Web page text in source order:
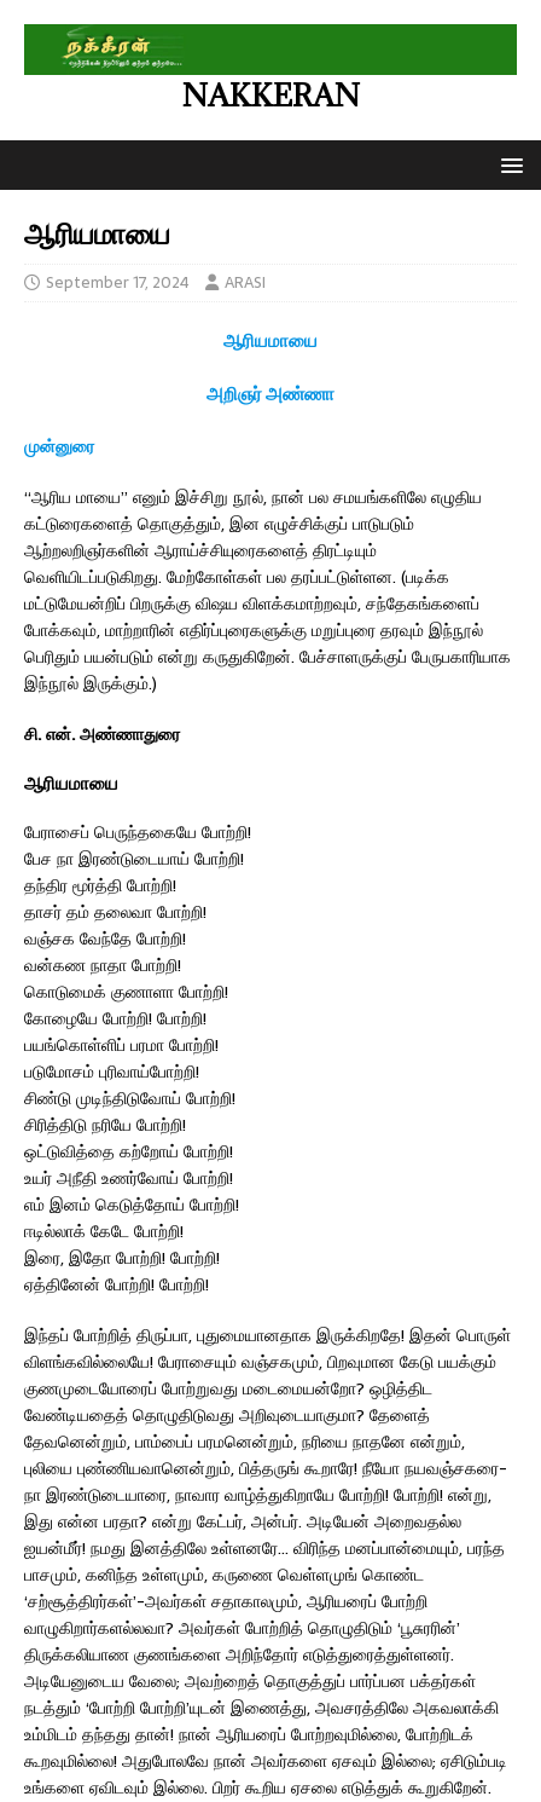
NAKKERAN
ஆரியமாயை
September 17, 2024 ARASI
ஆரியமாயை
அறிஞர் அண்ணா
முன்னுரை
“ஆரிய மாயை” எனும் இச்சிறு நூல், நான் பல சமயங்களிலே எழுதிய
கட்டுரைகளைத் தொகுத்தும், இன எழுச்சிக்குப் பாடுபடும்
ஆற்றலறிஞர்களின் ஆராய்ச்சியுரைகளைத் திரட்டியும்
வெளியிடப்படுகிறது. மேற்கோள்கள் பல தரப்பட்டுள்ளன. (படிக்க
மட்டுமேயன்றிப் பிறருக்கு விஷய விளக்கமாற்றவும், சந்தேகங்களைப்
போக்கவும், மாற்றாரின் எதிர்ப்புரைகளுக்கு மறுப்புரை தரவும் இந்நூல்
பெரிதும் பயன்படும் என்று கருதுகிறேன். பேச்சாளருக்குப் பேருபகாரியாக
இந்நூல் இருக்கும்.)
சி. என். அண்ணாதுரை
ஆரியமாயை
பேராசைப் பெருந்தகையே போற்றி!
பேச நா இரண்டுடையாய் போற்றி!
தந்திர மூர்த்தி போற்றி!
தாசர் தம் தலைவா போற்றி!
வஞ்சக வேந்தே போற்றி!
வன்கண நாதா போற்றி!
கொடுமைக் குணாளா போற்றி!
கோழையே போற்றி! போற்றி!
பயங்கொள்ளிப் பரமா போற்றி!
படுமோசம் புரிவாய்போற்றி!
சிண்டு முடிந்திடுவோய் போற்றி!
சிரித்திடு நரியே போற்றி!
ஒட்டுவித்தை கற்றோய் போற்றி!
உயர் அநீதி உணர்வோய் போற்றி!
எம் இனம் கெடுத்தோய் போற்றி!
ஈடில்லாக் கேடே போற்றி!
இரை, இதோ போற்றி! போற்றி!
ஏத்தினேன் போற்றி! போற்றி!
இந்தப் போற்றித் திருப்பா, புதுமையானதாக இருக்கிறதே! இதன் பொருள்
விளங்கவில்லையே! பேராசையும் வஞ்சகமும், பிறவுமான கேடு பயக்கும்
குணமுடையோரைப் போற்றுவது மடைமையன்றோ? ஒழித்திட
வேண்டியதைத் தொழுதிடுவது அறிவுடையாகுமா? தேளைத்
தேவனென்றும், பாம்பைப் பரமனென்றும், நரியை நாதனே என்றும்,
புலியை புண்ணியவானென்றும், பித்தருங் கூறாரே! நீயோ நயவஞ்சகரை-
நா இரண்டுடையாரை, நாவார வாழ்த்துகிறாயே போற்றி! போற்றி! என்று,
இது என்ன பரதா? என்று கேட்பர், அன்பர். அடியேன் அறைவதல்ல
ஐயன்மீர்! நமது இனத்திலே உள்ளனரே… விரிந்த மனப்பான்மையும், பரந்த
பாசமும், கனிந்த உள்ளமும், கருணை வெள்ளமுங் கொண்ட
‘சற்சூத்திரர்கள்’-அவர்கள் சதாகாலமும், ஆரியரைப் போற்றி
வாழுகிறார்களல்லவா? அவர்கள் போற்றித் தொழுதிடும் ‘பூசுரரின்’
திருக்கலியாண குணங்களை அறிந்தோர் எடுத்துரைத்துள்ளனர்.
அடியேனுடைய வேலை; அவற்றைத் தொகுத்துப் பார்ப்பன பக்தர்கள்
நடத்தும் ‘போற்றி போற்றி’யுடன் இணைத்து, அவசரத்திலே அகவலாக்கி
உம்மிடம் தந்தது தான்! நான் ஆரியரைப் போற்றவுமில்லை, போற்றிடக்
கூறவுமில்லை! அதுபோலவே நான் அவர்களை ஏசவும் இல்லை; ஏசிடும்படி
உங்களை ஏவிடவும் இல்லை. பிறர் கூறிய ஏசலை எடுத்துக் கூறுகிறேன்.